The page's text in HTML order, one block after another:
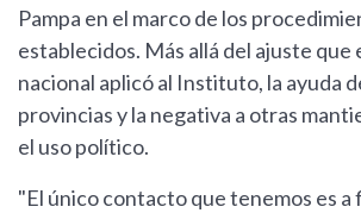
Pampa en el marco de los
establecidos. Más allá del ajuste que
nacional aplicó al Instituto, la ayuda
provincias y la negativa a otras
el uso político.
"El único contacto que tenemos es a